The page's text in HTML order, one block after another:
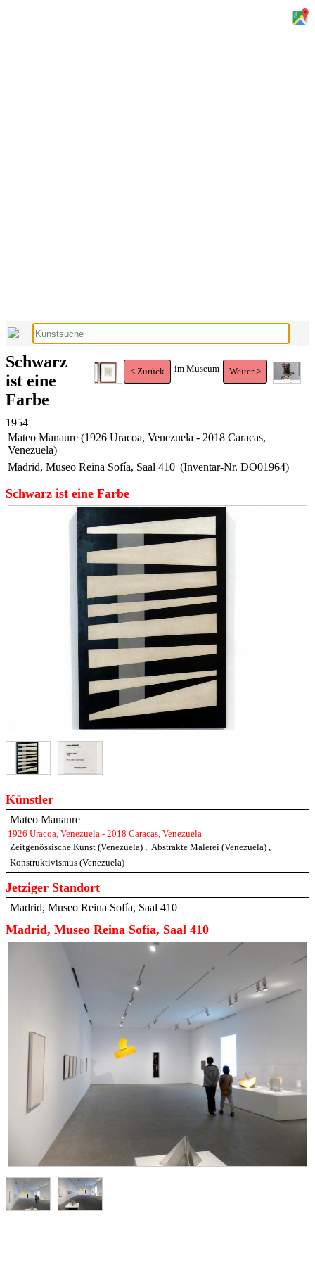
< Zurück im Museum Weiter >
Schwarz
ist eine
Farbe
1954
Mateo Manaure (1926 Uracoa, Venezuela - 2018 Caracas,
Venezuela)
Madrid, Museo Reina Sofía, Saal 410 (Inventar-Nr. DO01964)
Schwarz ist eine Farbe
Künstler
Mateo Manaure
1926 Uracoa, Venezuela - 2018 Caracas, Venezuela
Zeitgenössische Kunst (Venezuela)
Abstrakte Malerei (Venezuela)
Konstruktivismus (Venezuela)
Jetziger Standort
Madrid, Museo Reina Sofía, Saal 410
Madrid, Museo Reina Sofía, Saal 410